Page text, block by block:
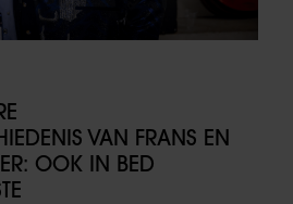
VAN FRANS EN
OOK IN BED